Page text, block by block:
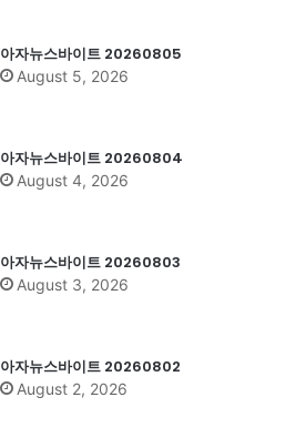
아자뉴스바이트 20260805
August 5, 2026
아자뉴스바이트 20260804
August 4, 2026
아자뉴스바이트 20260803
August 3, 2026
아자뉴스바이트 20260802
August 2, 2026